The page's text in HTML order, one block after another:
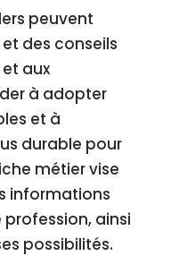
peuvent
des conseils
aux
à adopter
et à
durable pour
métier vise
informations
profession, ainsi
possibilités.